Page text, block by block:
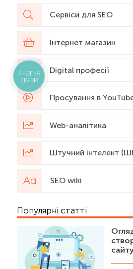
Сервіси для SEO
Інтернет магазин
Digital професії
Просування в
Web-аналітика
Штучний інтелект
SEO wiki
Популярні статті
КНОПКА
СВЯЗИ